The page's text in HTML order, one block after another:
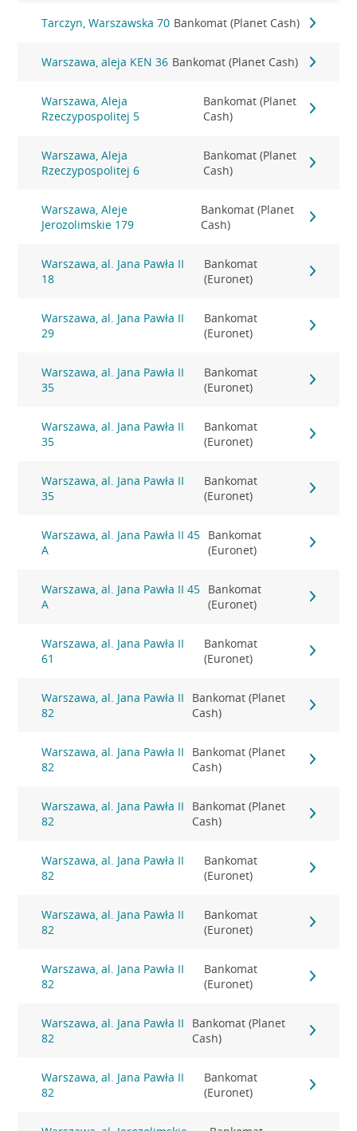
Tarczyn, Warszawska 70 Bankomat (Planet Cash)
Warszawa, aleja KEN 36 Bankomat (Planet Cash)
Warszawa, Aleja
Rzeczypospolitej 5
Bankomat (Planet
Cash)
Warszawa, Aleja
Rzeczypospolitej 6
Bankomat (Planet
Cash)
Warszawa, Aleje
Jerozolimskie 179
Bankomat (Planet
Cash)
Warszawa, al. Jana Pawła II
18
Bankomat
(Euronet)
Warszawa, al. Jana Pawła II
29
Bankomat
(Euronet)
Warszawa, al. Jana Pawła II
35
Bankomat
(Euronet)
Warszawa, al. Jana Pawła II
35
Bankomat
(Euronet)
Warszawa, al. Jana Pawła II
35
Bankomat
(Euronet)
Warszawa, al. Jana Pawła II 45
A
Bankomat
(Euronet)
Warszawa, al. Jana Pawła II 45
A
Bankomat
(Euronet)
Warszawa, al. Jana Pawła II
61
Bankomat
(Euronet)
Warszawa, al. Jana Pawła II
82
Bankomat (Planet
Cash)
Warszawa, al. Jana Pawła II
82
Bankomat (Planet
Cash)
Warszawa, al. Jana Pawła II
82
Bankomat (Planet
Cash)
Warszawa, al. Jana Pawła II
82
Bankomat
(Euronet)
Warszawa, al. Jana Pawła II
82
Bankomat
(Euronet)
Warszawa, al. Jana Pawła II
82
Bankomat
(Euronet)
Warszawa, al. Jana Pawła II
82
Bankomat (Planet
Cash)
Warszawa, al. Jana Pawła II
82
Bankomat
(Euronet)